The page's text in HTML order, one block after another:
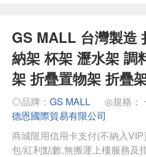
GS MALL 台灣製造
納架 杯架 瀝水架 調
架 折疊置物架 折疊
◎品牌： GS MALL ◎規格：
德恩國際貿易有限公司
商城限用信用卡支付(不納入
包/紅利點數,無搬運上樓服務及